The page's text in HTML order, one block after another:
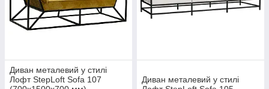
Диван металевий у стилі
Лофт StepLoft Sofa 107
Диван металевий у стилі